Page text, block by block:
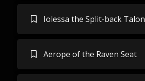
Iolessa the Split-back Talon
Aerope of the Raven Seat